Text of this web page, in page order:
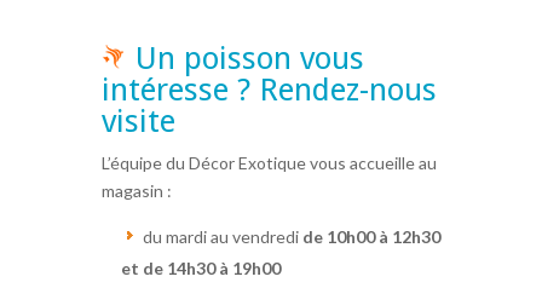
Un poisson vous
intéresse ? Rendez-nous
visite
L’équipe du Décor Exotique vous accueille au
magasin :
du mardi au vendredi de 10h00 à 12h30
et de 14h30 à 19h00